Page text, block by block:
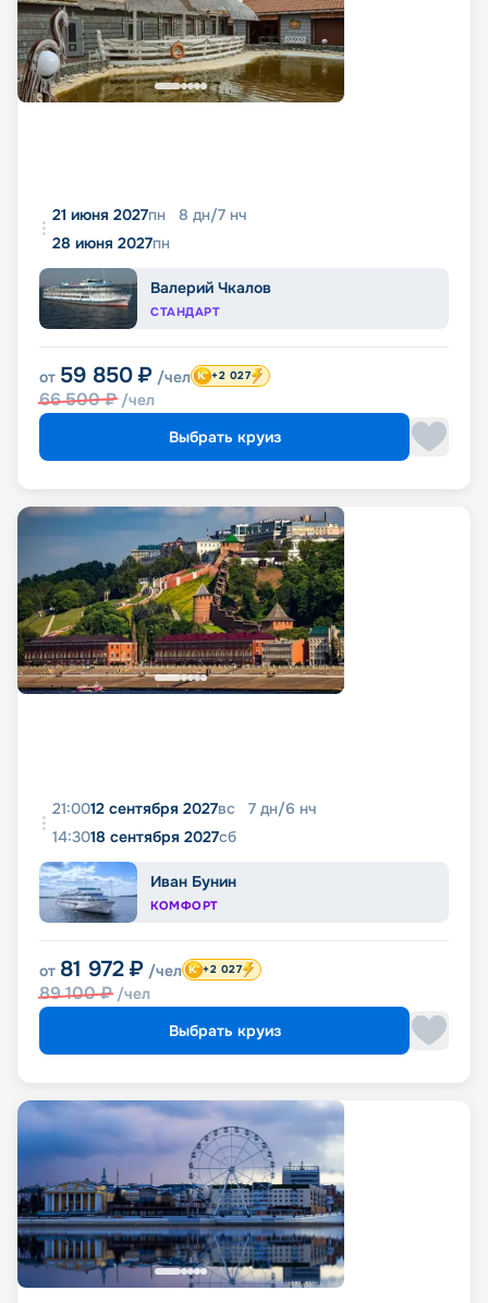
21 июня 2027пн 8 дн/7 нч
28 июня 2027пн
Валерий Чкалов
СТАНДАРТ
от 59 850 ₽ /чел
66 500₽ /чел
+2 027
Выбрать круиз
21:0012 сентября 2027вс 7 дн/6 нч
14:3018 сентября 2027сб
Иван Бунин
КОМФОРТ
от 81 972 ₽ /чел
89 100₽ /чел
+2 027
Выбрать круиз